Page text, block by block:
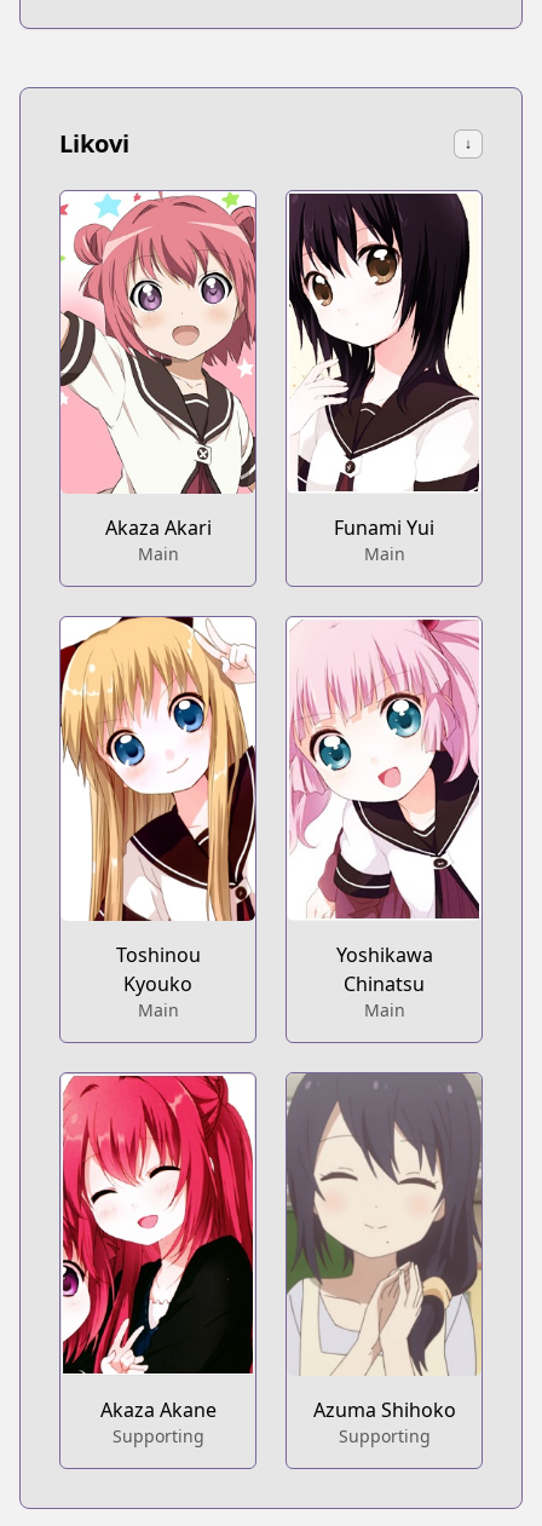
Likovi ↓
Akaza Akari
Main
Funami Yui
Main
Toshinou
Kyouko
Main
Yoshikawa
Chinatsu
Main
Akaza Akane
Supporting
Azuma Shihoko
Supporting